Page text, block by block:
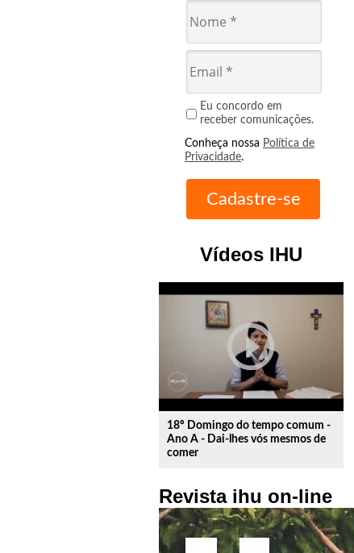
Eu concordo em
receber comunicações.
Conheça nossa Política de
Privacidade.
Vídeos IHU
play_circle_outline
18º Domingo do tempo comum -
Ano A - Dai-lhes vós mesmos de
comer
Revista ihu on-line